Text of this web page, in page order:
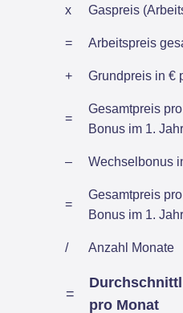
x Gaspreis
= Arbeitspreis
+ Grundpreis in €
=
Gesamtpreis
Bonus im 1.
– Wechselbonus
=
Gesamtpreis
Bonus im 1.
/ Anzahl Monate
=
pro Monat